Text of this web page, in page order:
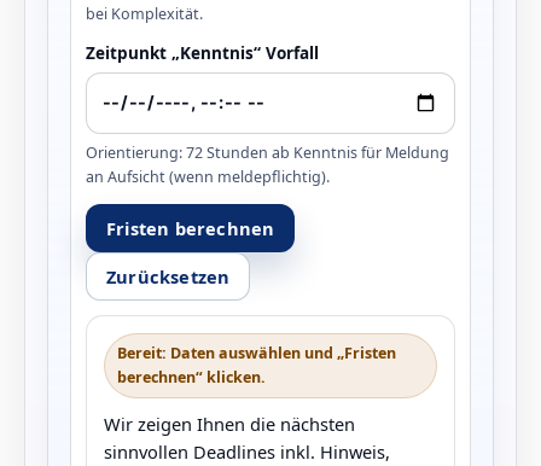
bei Komplexität.
Zeitpunkt „Kenntnis“ Vorfall
Orientierung: 72 Stunden ab Kenntnis für Meldung
an Aufsicht (wenn meldepflichtig).
Fristen berechnen
Zurücksetzen
Bereit: Daten auswählen und „Fristen
berechnen“ klicken.
Wir zeigen Ihnen die nächsten
sinnvollen Deadlines inkl. Hinweis,